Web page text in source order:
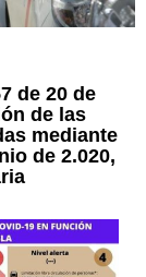
de 20 de
de las
mediante
de 2.020,